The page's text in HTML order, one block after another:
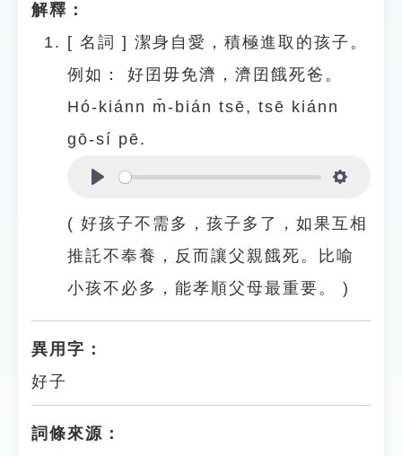
貓頭鷹博士
解釋：
[ 名詞 ] 潔身自愛，積極進取的孩子。
例如：
好囝毋免濟，濟囝餓死爸。
Hó-kiánn m̄-bián tsē, tsē kiánn
gō-sí pē.
( 好孩子不需多，孩子多了，如果互相
推託不奉養，反而讓父親餓死。比喻
小孩不必多，能孝順父母最重要。 )
異用字：
好子
詞條來源：